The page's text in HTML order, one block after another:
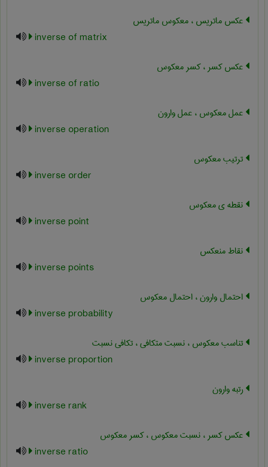
عکس ماتریس ، معکوس ماتریس
inverse of matrix
عکس کسر ، کسر معکوس
inverse of ratio
عمل معکوس ، عمل وارون
inverse operation
ترتیب معکوس
inverse order
نقطه ی معکوس
inverse point
نقاط منعکس
inverse points
احتمال وارون ، احتمال معکوس
inverse probability
تناسب معکوس ، نسبت متکافی ، تکافی نسبت
inverse proportion
رتبه وارون
inverse rank
عکس کسر ، نسبت معکوس ، کسر معکوس
inverse ratio